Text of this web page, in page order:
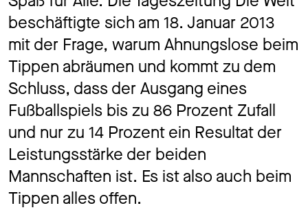
beschäftigte sich am 18. Januar 2013
mit der Frage, warum Ahnungslose beim
Tippen abräumen und kommt zu dem
Schluss, dass der Ausgang eines
Fußballspiels bis zu 86 Prozent Zufall
und nur zu 14 Prozent ein Resultat der
Leistungsstärke der beiden
Mannschaften ist. Es ist also auch beim
Tippen alles offen.